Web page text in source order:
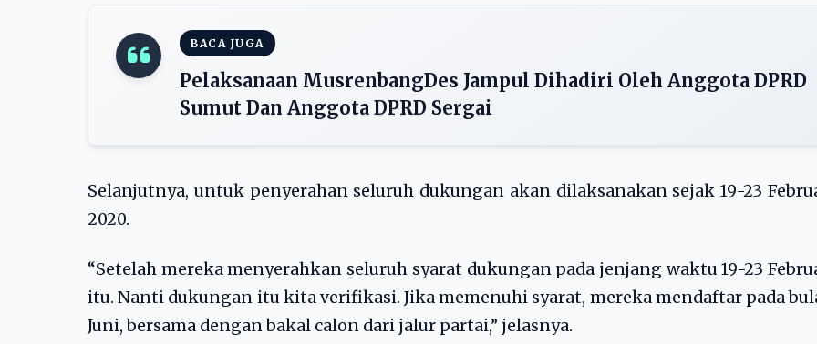
BACA JUGA
Pelaksanaan MusrenbangDes Jampul Dihadiri Oleh Anggota DPRD
Sumut Dan Anggota DPRD Sergai
Selanjutnya, untuk penyerahan seluruh dukungan akan dilaksanakan sejak 19-23
2020.
“Setelah mereka menyerahkan seluruh syarat dukungan pada jenjang waktu 19-23
itu. Nanti dukungan itu kita verifikasi. Jika memenuhi syarat, mereka mendaftar pada
Juni, bersama dengan bakal calon dari jalur partai,” jelasnya.